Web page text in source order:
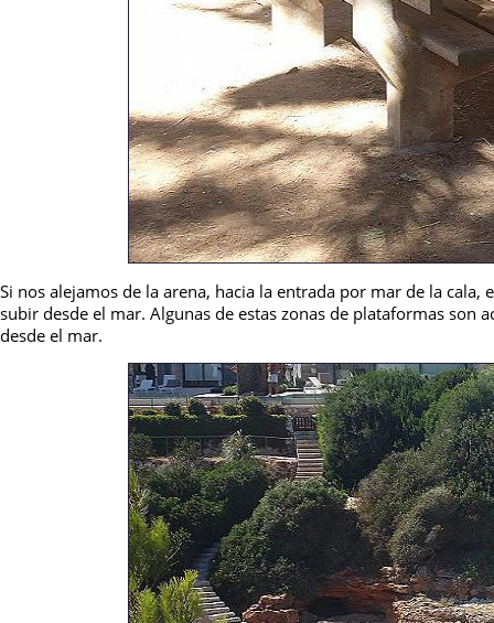
Si nos alejamos de la arena, hacia la entrada por mar de la
subir desde el mar. Algunas de estas zonas de plataformas son
desde el mar.